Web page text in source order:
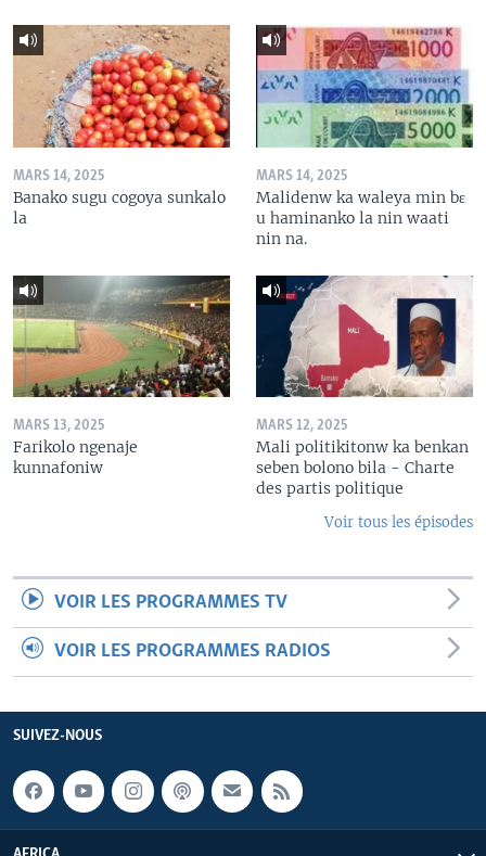
MARS 14, 2025
Banako sugu cogoya sunkalo
la
MARS 14, 2025
Malidenw ka waleya min bɛ
u haminanko la nin waati
nin na.
MARS 13, 2025
Farikolo ngenaje
kunnafoniw
MARS 12, 2025
Mali politikitonw ka benkan
seben bolono bila - Charte
des partis politique
Voir tous les épisodes
VOIR LES PROGRAMMES TV
VOIR LES PROGRAMMES RADIOS
SUIVEZ-NOUS